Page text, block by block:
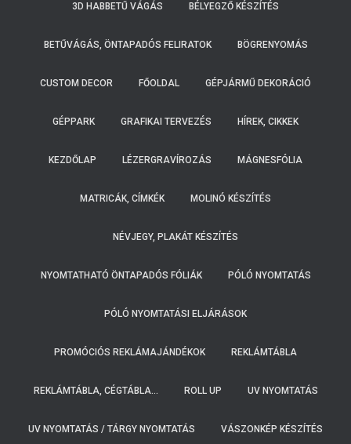
3D HABBETŰ VÁGÁS BÉLYEGZŐ KÉSZÍTÉS
BETŰVÁGÁS, ÖNTAPADÓS FELIRATOK BÖGRENYOMÁS
CUSTOM DECOR FŐOLDAL GÉPJÁRMŰ DEKORÁCIÓ
GÉPPARK GRAFIKAI TERVEZÉS HÍREK, CIKKEK
KEZDŐLAP LÉZERGRAVÍROZÁS MÁGNESFÓLIA
MATRICÁK, CÍMKÉK MOLINÓ KÉSZÍTÉS
NÉVJEGY, PLAKÁT KÉSZÍTÉS
NYOMTATHATÓ ÖNTAPADÓS FÓLIÁK PÓLÓ NYOMTATÁS
PÓLÓ NYOMTATÁSI ELJÁRÁSOK
PROMÓCIÓS REKLÁMAJÁNDÉKOK REKLÁMTÁBLA
REKLÁMTÁBLA, CÉGTÁBLA… ROLL UP UV NYOMTATÁS
UV NYOMTATÁS / TÁRGY NYOMTATÁS VÁSZONKÉP KÉSZÍTÉS